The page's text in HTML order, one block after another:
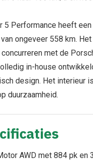
5 Performance heeft
ongeveer 558 km.
met de
in-house
design. Het interieur
duurzaamheid.
AWD met 884 pk en